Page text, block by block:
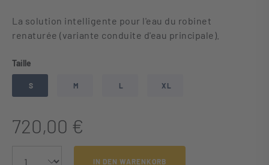
La solution intelligente pour l'eau du robinet
renaturée (variante conduite d'eau principale).
Taille
S M L XL
720,00 €
IN DEN WARENKORB